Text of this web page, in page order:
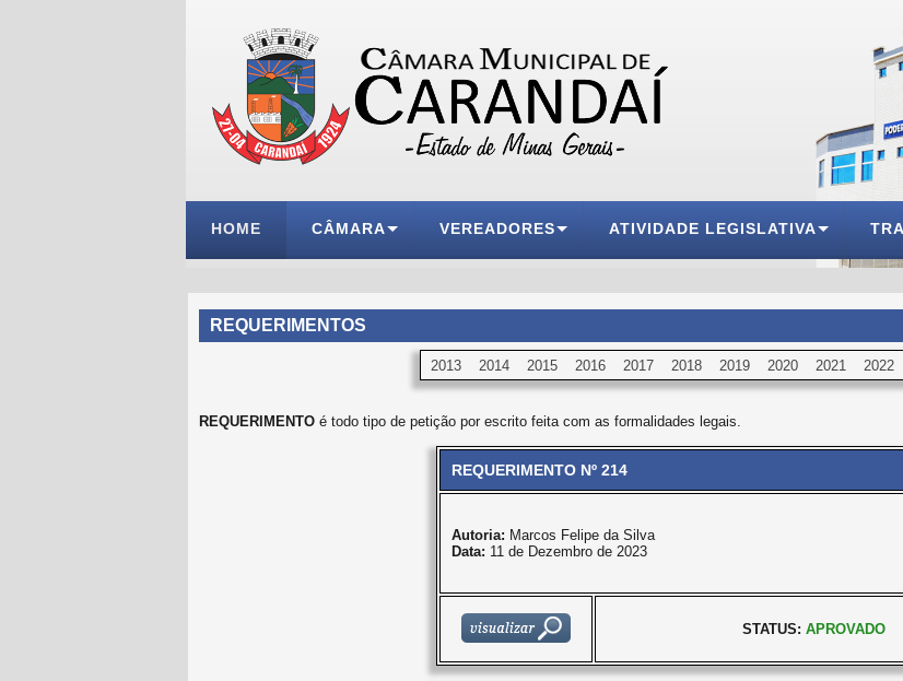
HOME CÂMARA VEREADORES ATIVIDADE LEGISLATIVA
REQUERIMENTOS
2013 2014 2015 2016 2017 2018 2019 2020 2021 2022
REQUERIMENTO é todo tipo de petição por escrito feita com as formalidades legais.
REQUERIMENTO Nº 214
Autoria: Marcos Felipe da Silva
Data: 11 de Dezembro de 2023
STATUS: APROVADO